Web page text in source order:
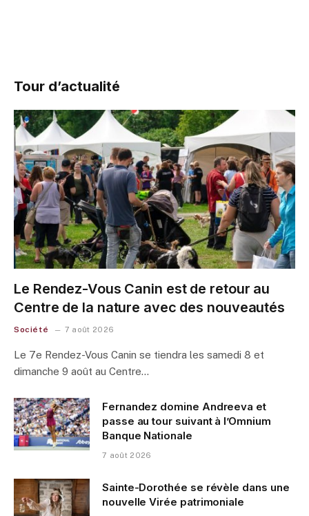
Tour d’actualité
Le Rendez-Vous Canin est de retour au
Centre de la nature avec des nouveautés
Société 7 août 2026
Le 7e Rendez-Vous Canin se tiendra les samedi 8 et
dimanche 9 août au Centre…
Fernandez domine Andreeva et
passe au tour suivant à l’Omnium
Banque Nationale
7 août 2026
Sainte-Dorothée se révèle dans une
nouvelle Virée patrimoniale